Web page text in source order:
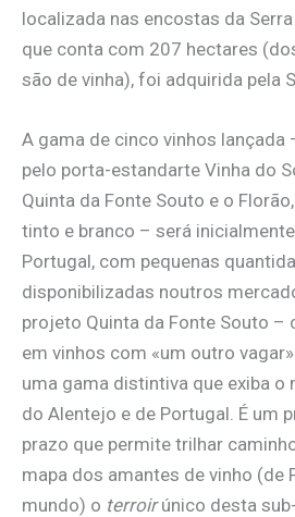
localizada nas encostas da
que conta com 207 hectares
são de vinha), foi adquirida pela
A gama de cinco vinhos lançada
pelo porta-estandarte Vinha do
Quinta da Fonte Souto e o
tinto e branco – será
Portugal, com pequenas
disponibilizadas noutros
projeto Quinta da Fonte Souto –
em vinhos com «um outro
uma gama distintiva que exiba o
do Alentejo e de Portugal. É um
prazo que permite trilhar
mapa dos amantes de vinho (de
mundo) o terroirúnico desta